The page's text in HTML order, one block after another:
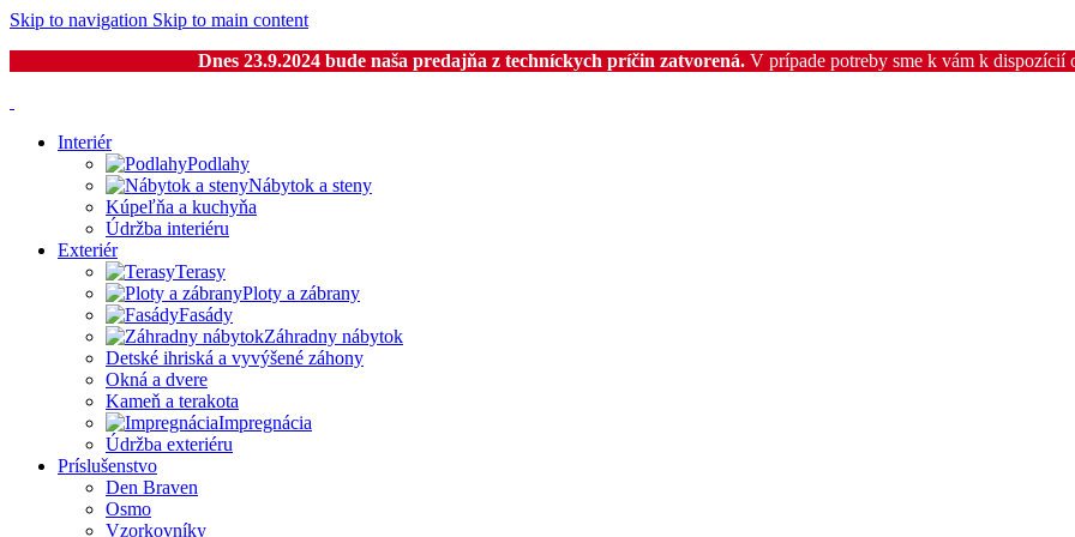
Skip to navigation Skip to main content
Dnes 23.9.2024 bude naša predajňa z techníckych príčin zatvorená.V prípade potreby sme k vám k dispozícií
Interiér
Podlahy
Nábytok a steny
Kúpeľňa a kuchyňa
Údržba interiéru
Exteriér
Terasy
Ploty a zábrany
Fasády
Záhradny nábytok
Detské ihriská a vyvýšené záhony
Okná a dvere
Kameň a terakota
Impregnácia
Údržba exteriéru
Príslušenstvo
Den Braven
Osmo
Vzorkovníky